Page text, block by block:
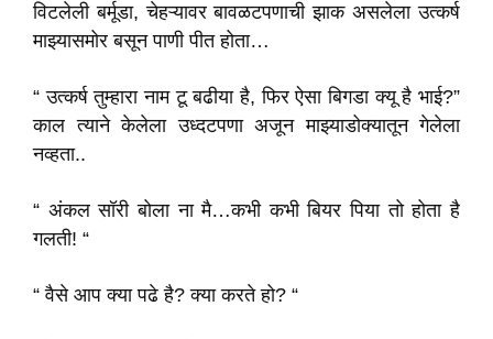
विटलेली बर्मूडा, चेहऱ्यावर बावळटपणाची झाक असलेला उत्कर्ष
माझ्यासमोर बसून पाणी पीत होता…
“ उत्कर्ष तुम्हारा नाम टू बढीया है, फिर ऐसा बिगडा क्यू है भाई?”
काल त्याने केलेला उध्दटपणा अजून माझ्याडोक्यातून गेलेला
नव्हता..
“ अंकल सॉरी बोला ना मै…कभी कभी बियर पिया तो होता है
गलती! “
“ वैसे आप क्या पढे है? क्या करते हो? “